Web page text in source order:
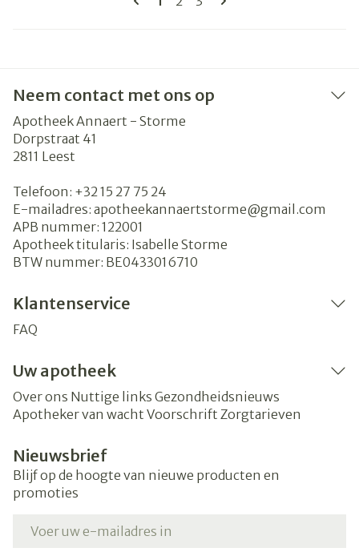
Neem contact met ons op
Apotheek Annaert - Storme
Dorpstraat 41
2811 Leest
Telefoon: +32 15 27 75 24
E-mailadres: apotheekannaertstorme@gmail.com
APB nummer: 122001
Apotheek titularis: Isabelle Storme
BTW nummer: BE0433016710
Klantenservice
FAQ
Uw apotheek
Over ons Nuttige links Gezondheidsnieuws
Apotheker van wacht Voorschrift Zorgtarieven
Nieuwsbrief
Blijf op de hoogte van nieuwe producten en
promoties